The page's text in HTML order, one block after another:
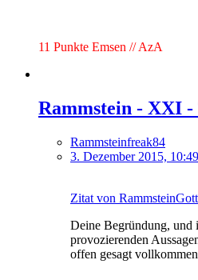
11 Punkte Emsen // AzA
Rammstein - XXI
Rammsteinfreak84
3. Dezember 2015, 10:49
Zitat von RammsteinGott
Deine Begründung, und
provozierenden
offen gesagt